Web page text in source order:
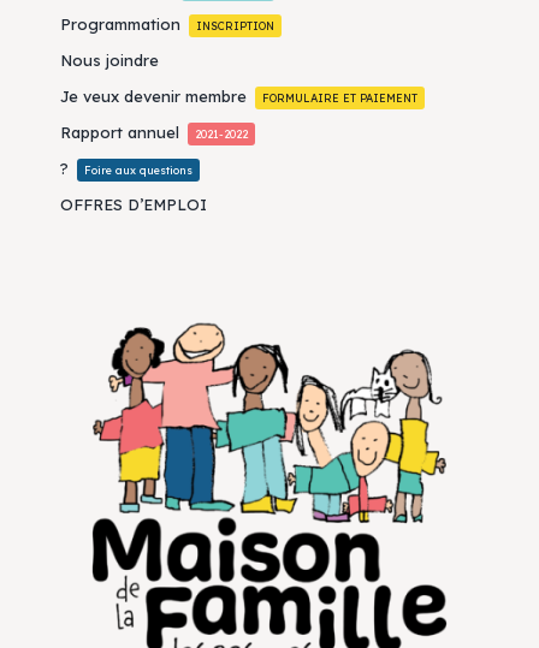
Programmation INSCRIPTION
Nous joindre
Je veux devenir membre
FORMULAIRE ET PAIEMENT
Rapport annuel 2021-2022
? Foire aux questions
OFFRES D’EMPLOI